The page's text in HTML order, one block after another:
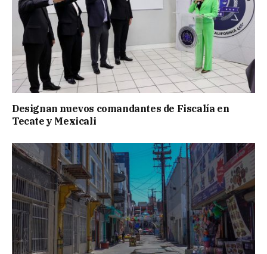
Designan nuevos comandantes de Fiscalía en
Tecate y Mexicali